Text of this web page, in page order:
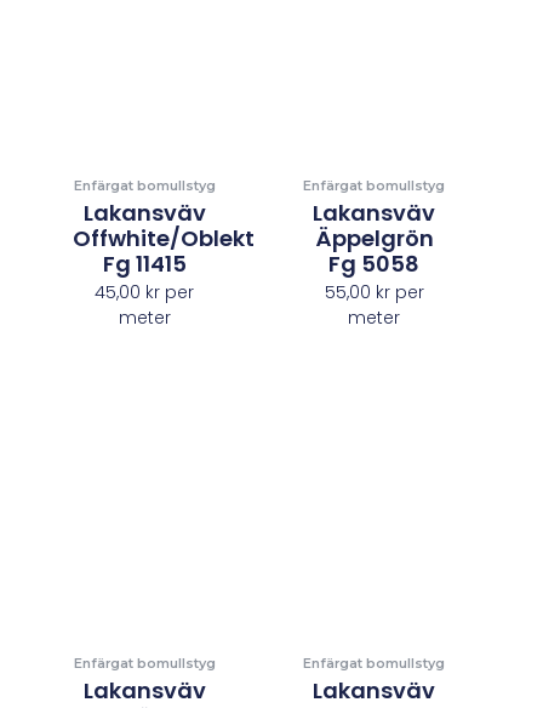
Enfärgat bomullstyg
Lakansväv
Offwhite/Oblekt
Fg 11415
45,00 kr per
meter
Enfärgat bomullstyg
Lakansväv
Äppelgrön
Fg 5058
55,00 krper
meter
Enfärgat bomullstyg
Lakansväv
Enfärgat bomullstyg
Lakansväv